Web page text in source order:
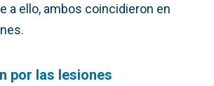
a ello, ambos coincidieron en
por las lesiones